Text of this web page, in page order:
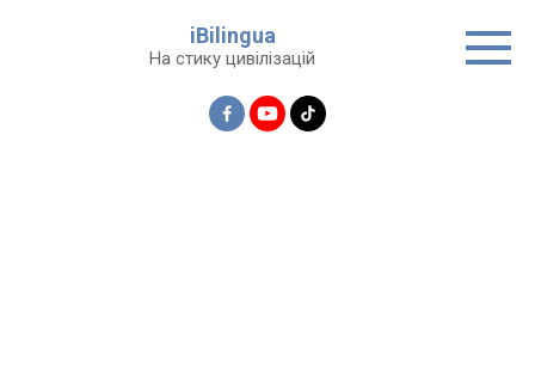
iBilingua
На стику цивілізацій